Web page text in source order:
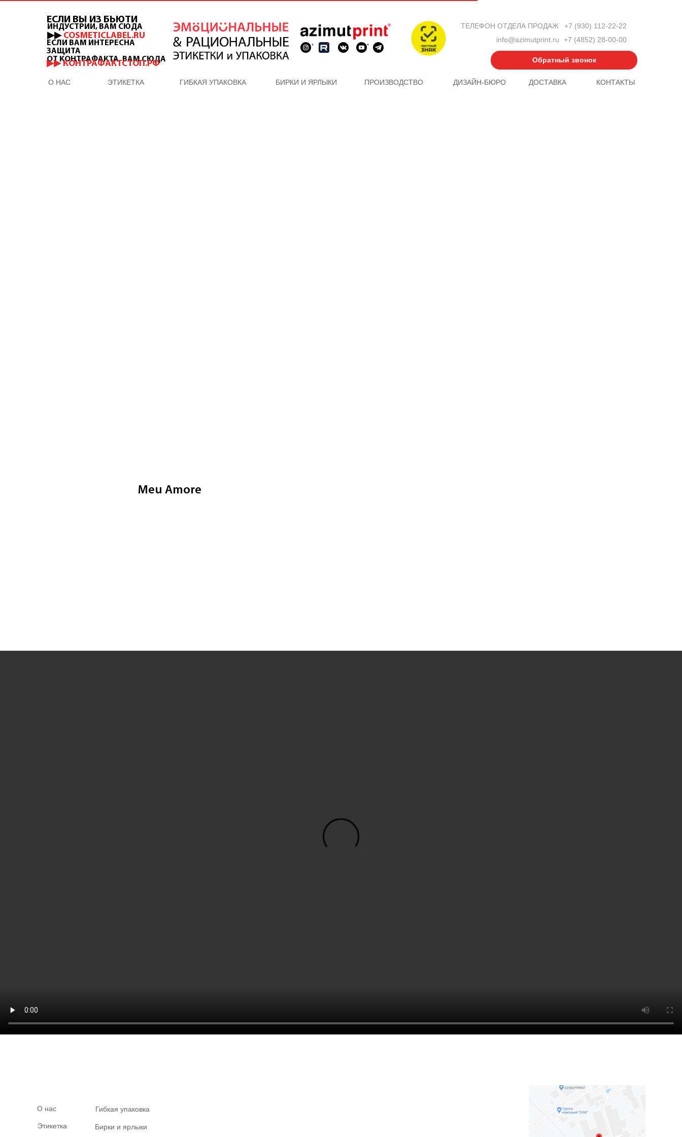
info@azimutprint.ru +7 (4852) 28-00-00
О НАС ЭТИКЕТКА ПРОИЗВОДСТВО ДИЗАЙН-БЮРО ДОСТАВКА КОНТАКТЫ
ГИБКАЯ УПАКОВКА БИРКИ И ЯРЛЫКИ
Обратный звонок
+7 (930) 112-22-22
ТЕЛЕФОН ОТДЕЛА ПРОДАЖ
ИНДУСТРИИ, ВАМ СЮДА
ЕСЛИ ВЫ ИЗ БЬЮТИ
▶▶ COSMETICLABEL.RU
ЕСЛИ ВАМ ИНТЕРЕСНА
ЗАЩИТА
ОТ КОНТРАФАКТА, ВАМ СЮДА
▶▶ КОНТРАФАКТСТОП.РФ
* *
Meu Amore
О нас
Этикетка
Гибкая упаковка
Бирки и ярлыки